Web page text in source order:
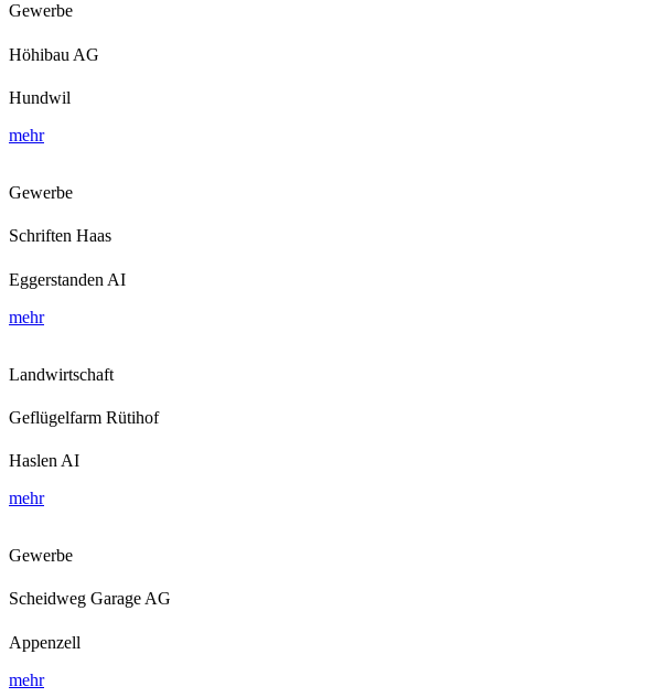
Gewerbe
Höhibau AG
Hundwil
mehr
Gewerbe
Schriften Haas
Eggerstanden AI
mehr
Landwirtschaft
Geflügelfarm Rütihof
Haslen AI
mehr
Gewerbe
Scheidweg Garage AG
Appenzell
mehr